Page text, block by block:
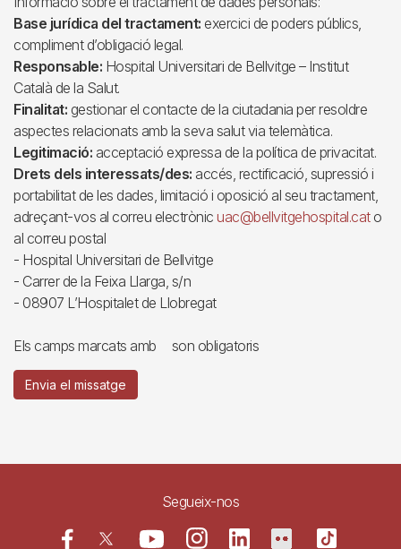
Base jurídica del tractament: exercici de poders públics,
compliment d’obligació legal.
Responsable: Hospital Universitari de Bellvitge – Institut
Català de la Salut.
Finalitat: gestionar el contacte de la ciutadania per resoldre
aspectes relacionats amb la seva salut via telemàtica.
Legitimació: acceptació expressa de la política de privacitat.
Drets dels interessats/des: accés, rectificació, supressió i
portabilitat de les dades, limitació i oposició al seu tractament,
adreçant-vos al correu electrònic uac@bellvitgehospital.cato
al correu postal
- Hospital Universitari de Bellvitge
- Carrer de la Feixa Llarga, s/n
- 08907 L’Hospitalet de Llobregat
Els camps marcats amb son obligatoris
Envia el missatge
Segueix-nos